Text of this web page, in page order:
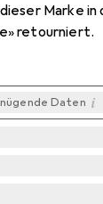
Marke
retourniert.
Daten i